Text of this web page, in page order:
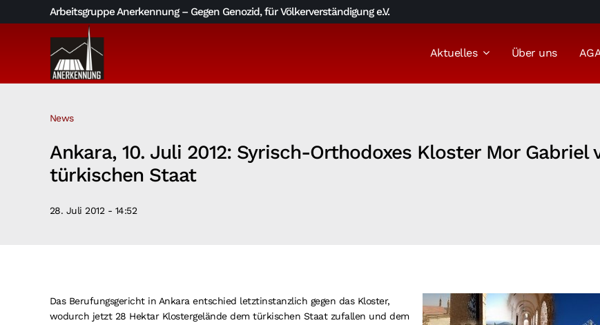
to
Arbeitsgruppe Anerkennung – Gegen Genozid, für Völkerverständigung e.V.
Aktuelles Über uns
News
Ankara, 10. Juli 2012: Syrisch-Orthodoxes Kloster Mor
türkischen Staat
28. Juli 2012 - 14:52
Das Berufungsgericht in Ankara entschied letztinstanzlich gegen das Kloster,
wodurch jetzt 28 Hektar Klostergelände dem türkischen Staat zufallen und dem